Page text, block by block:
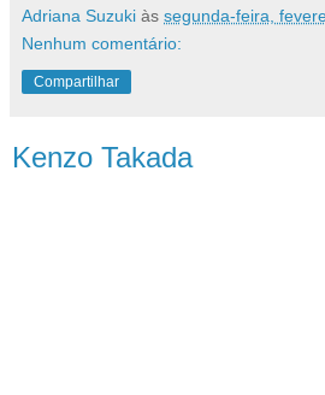
Adriana Suzuki às segunda-feira,
Nenhum comentário:
Compartilhar
Kenzo Takada